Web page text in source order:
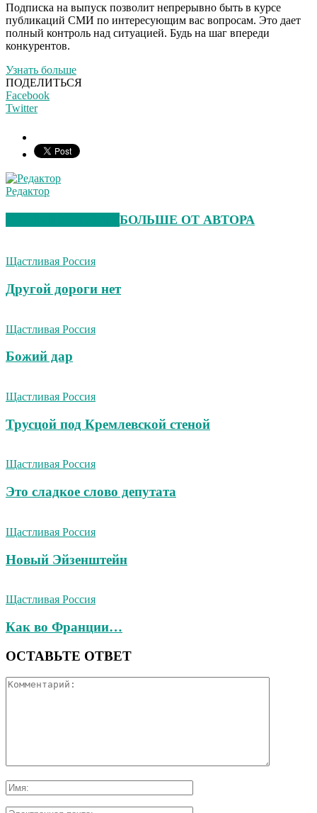
Подписка на выпуск позволит непрерывно быть в курсе
публикаций СМИ по интересующим вас вопросам. Это дает
полный контроль над ситуацией. Будь на шаг впереди
конкурентов.
Узнать больше
ПОДЕЛИТЬСЯ
Facebook
Twitter
Редактор
БОЛЬШЕ ОТ АВТОРА
Щастливая Россия
Другой дороги нет
Щастливая Россия
Божий дар
Щастливая Россия
Трусцой под Кремлевской стеной
Щастливая Россия
Это сладкое слово депутата
Щастливая Россия
Новый Эйзенштейн
Щастливая Россия
Как во Франции…
ОСТАВЬТЕ ОТВЕТ